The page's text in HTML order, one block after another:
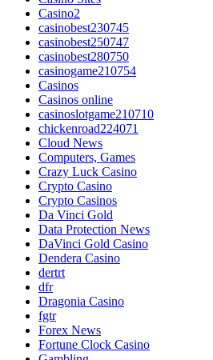
Casino2
casinobest230745
casinobest250747
casinobest280750
casinogame210754
Casinos
Casinos online
casinoslotgame210710
chickenroad224071
Cloud News
Computers, Games
Crazy Luck Casino
Crypto Casino
Crypto Casinos
Da Vinci Gold
Data Protection News
DaVinci Gold Casino
Dendera Casino
dertrt
dfr
Dragonia Casino
fgtr
Forex News
Fortune Clock Casino